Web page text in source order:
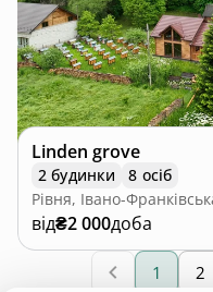
Для власників та
Каталог помешкань
Правила розміщення
Розмістити помешкання
Блог
Цікаві місця
Що поряд
Каталог інвестицій
Для зв'язку
contact@hutshub.com
Чат команди підтримки
Політика